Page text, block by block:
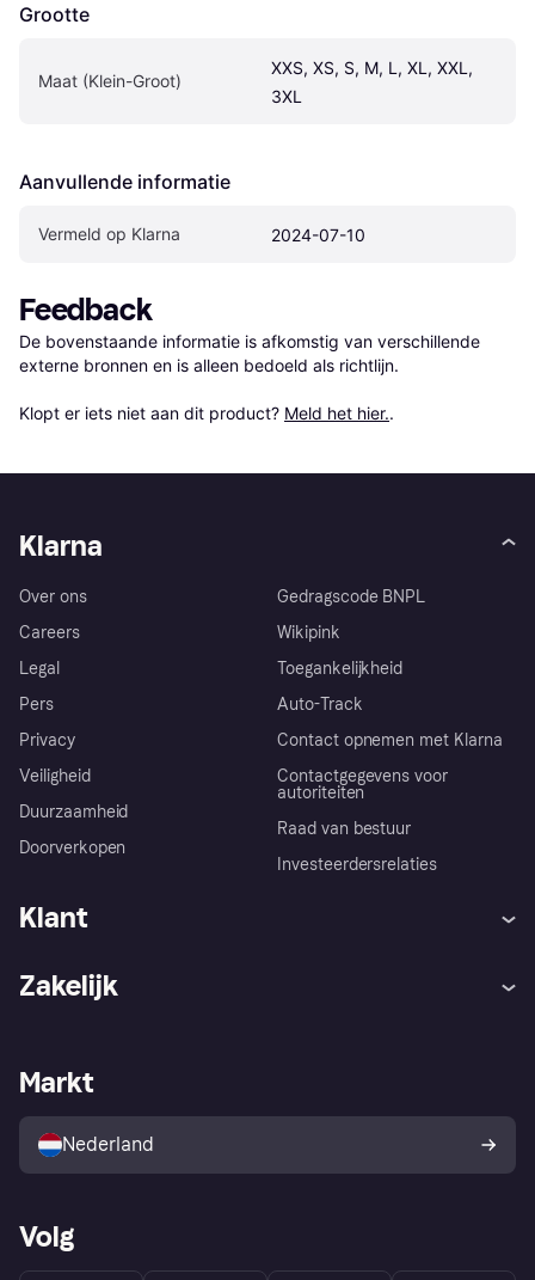
Grootte
Maat (Klein-Groot)
XXS, XS, S, M, L, XL, XXL,
3XL
Aanvullende informatie
Vermeld op Klarna 2024-07-10
Feedback
De bovenstaande informatie is afkomstig van verschillende
externe bronnen en is alleen bedoeld als richtlijn.
Klopt er iets niet aan dit product? Meld het hier..
Klarna
Over ons
Careers
Legal
Pers
Privacy
Veiligheid
Duurzaamheid
Doorverkopen
Gedragscode BNPL
Wikipink
Toegankelijkheid
Auto-Track
Contact opnemen met Klarna
Contactgegevens voor
autoriteiten
Raad van bestuur
Investeerdersrelaties
Klant
Winkeloverzicht
Kopersbescherming voor
consumenten
Zakelijk
Zakelijke login
Markt
Nederland
Volg